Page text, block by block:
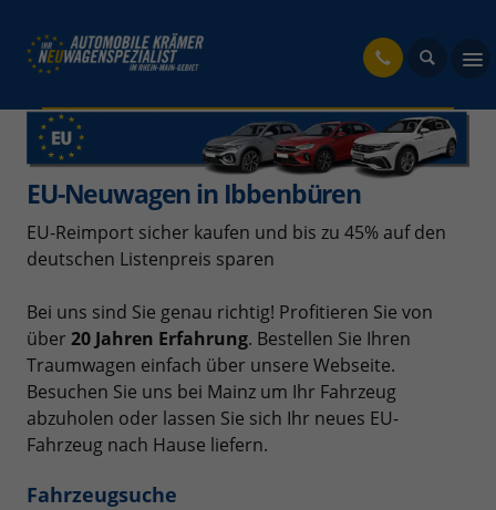
EU-Neuwagen in Ibbenbüren
EU-Reimport sicher kaufen und bis zu 45% auf den
deutschen Listenpreis sparen
Bei uns sind Sie genau richtig! Profitieren Sie von
über 20 Jahren Erfahrung. Bestellen Sie Ihren
Traumwagen einfach über unsere Webseite.
Besuchen Sie uns bei Mainz um Ihr Fahrzeug
abzuholen oder lassen Sie sich Ihr neues EU-
Fahrzeug nach Hause liefern.
Fahrzeugsuche